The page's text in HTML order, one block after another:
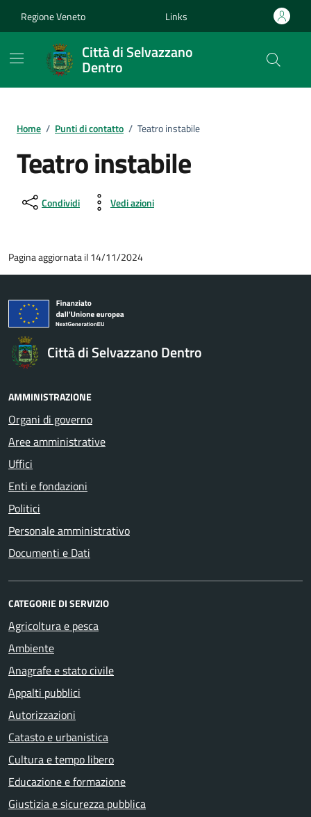
Regione Veneto Links
Città di Selvazzano
Dentro
Home / Punti di contatto / Teatro instabile
Teatro instabile
Condividi Vedi azioni
Pagina aggiornata il 14/11/2024
Città di Selvazzano Dentro
AMMINISTRAZIONE
Organi di governo
Aree amministrative
Uffici
Enti e fondazioni
Politici
Personale amministrativo
Documenti e Dati
CATEGORIE DI SERVIZIO
Agricoltura e pesca
Ambiente
Anagrafe e stato civile
Appalti pubblici
Autorizzazioni
Catasto e urbanistica
Cultura e tempo libero
Educazione e formazione
Giustizia e sicurezza pubblica